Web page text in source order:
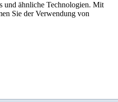
und ähnliche Technologien. Mit
Sie der Verwendung von